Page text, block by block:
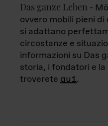
Das ganze Leben -
ovvero mobili pieni
si adattano
circostanze e
informazioni su Das
storia, i fondatori e
troverete qui.